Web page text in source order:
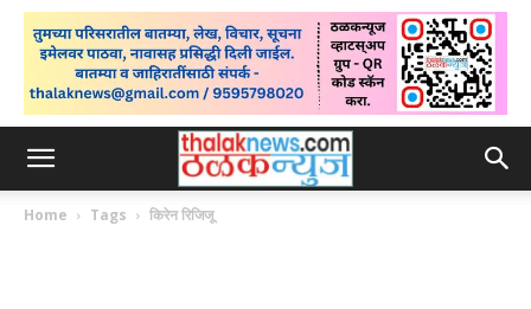
Home Tags किरेन रिजिजू